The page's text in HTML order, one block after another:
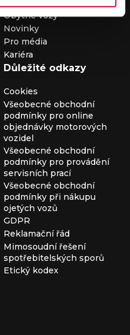
Obytné vozy
Novinky
Pro média
Kariéra
Důležité odkazy
Cookies
Všeobecné obchodní
podmínky pro online
objednávky motorových
vozidel
Všeobecné obchodní
podmínky pro provádění
servisních prací
Všeobecné obchodní
podmínky při nákupu
ojetých vozů
GDPR
Reklamační řád
Mimosoudní řešení
spotřebitelských sporů
Etický kodex